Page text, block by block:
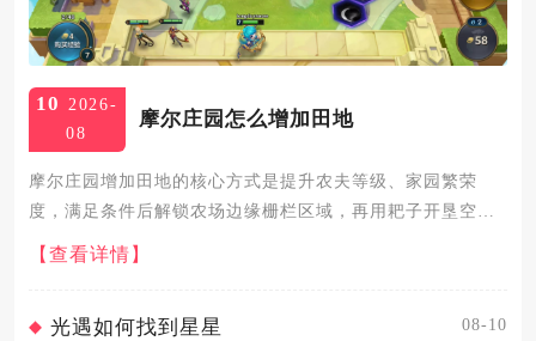
10
2026-
08
摩尔庄园怎么增加田地
摩尔庄园增加田地的核心方式是提升农夫等级、家园繁荣
度，满足条件后解锁农场边缘栅栏区域，再用耙子开垦空
地，同时升级农具、清理障碍物、完成农场订单可高效扩充
田地规模。提升农夫等级是解锁更多田地的基础，种植作
【查看详情】
光遇如何找到星星 08-10